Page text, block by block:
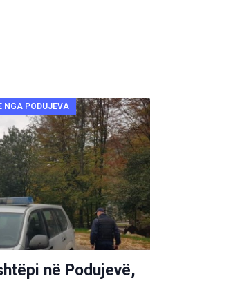
NGA PODUJEVA
në Podujevë,